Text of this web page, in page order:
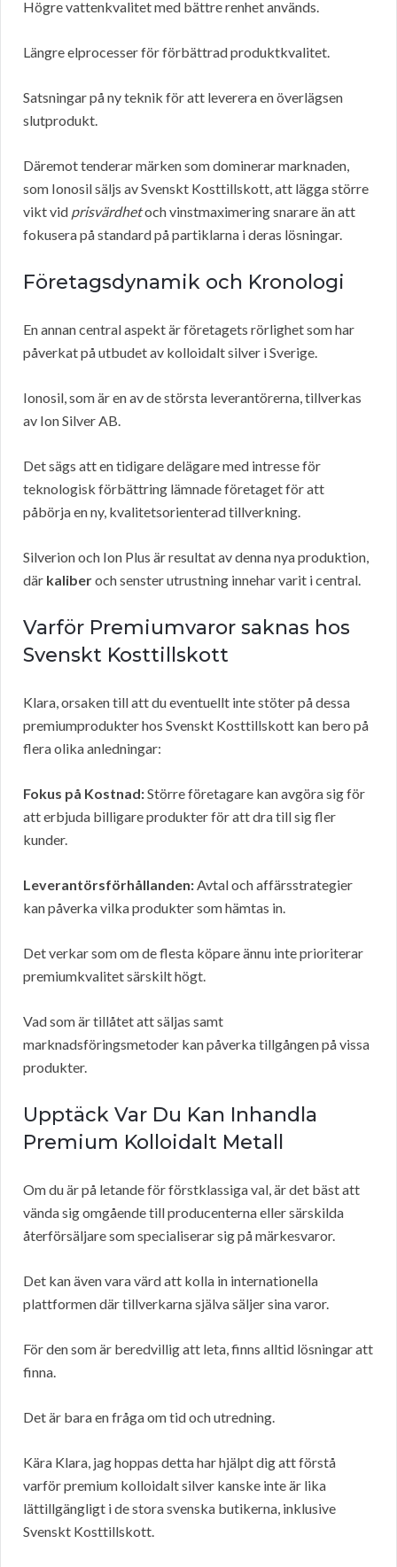
Högre vattenkvalitet med bättre renhet används.
Längre elprocesser för förbättrad produktkvalitet.
Satsningar på ny teknik för att leverera en överlägsen
slutprodukt.
Däremot tenderar märken som dominerar marknaden,
som Ionosil säljs av Svenskt Kosttillskott, att lägga större
vikt vid prisvärdhetoch vinstmaximering snarare än att
fokusera på standard på partiklarna i deras lösningar.
Företagsdynamik och Kronologi
En annan central aspekt är företagets rörlighet som har
påverkat på utbudet av kolloidalt silver i Sverige.
Ionosil, som är en av de största leverantörerna, tillverkas
av Ion Silver AB.
Det sägs att en tidigare delägare med intresse för
teknologisk förbättring lämnade företaget för att
påbörja en ny, kvalitetsorienterad tillverkning.
Silverion och Ion Plus är resultat av denna nya produktion,
där kaliberoch senster utrustning innehar varit i central.
Varför Premiumvaror saknas hos
Svenskt Kosttillskott
Klara, orsaken till att du eventuellt inte stöter på dessa
premiumprodukter hos Svenskt Kosttillskott kan bero på
flera olika anledningar:
Fokus på Kostnad:Större företagare kan avgöra sig för
att erbjuda billigare produkter för att dra till sig fler
kunder.
Leverantörsförhållanden:Avtal och affärsstrategier
kan påverka vilka produkter som hämtas in.
Det verkar som om de flesta köpare ännu inte prioriterar
premiumkvalitet särskilt högt.
Vad som är tillåtet att säljas samt
marknadsföringsmetoder kan påverka tillgången på vissa
produkter.
Upptäck Var Du Kan Inhandla
Premium Kolloidalt Metall
Om du är på letande för förstklassiga val, är det bäst att
vända sig omgående till producenterna eller särskilda
återförsäljare som specialiserar sig på märkesvaror.
Det kan även vara värd att kolla in internationella
plattformen där tillverkarna själva säljer sina varor.
För den som är beredvillig att leta, finns alltid lösningar att
finna.
Det är bara en fråga om tid och utredning.
Kära Klara, jag hoppas detta har hjälpt dig att förstå
varför premium kolloidalt silver kanske inte är lika
lättillgängligt i de stora svenska butikerna, inklusive
Svenskt Kosttillskott.